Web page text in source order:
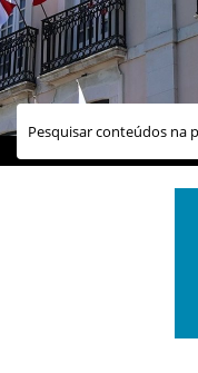
links úteis